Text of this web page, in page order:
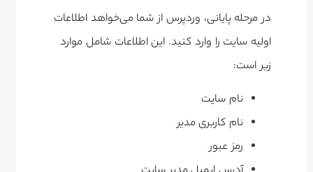
در مرحله پایانی، وردپرس از شما می‌خواهد اطلاعات
اولیه سایت را وارد کنید. این اطلاعات شامل موارد
زیر است:
نام سایت
نام کاربری مدیر
رمز عبور